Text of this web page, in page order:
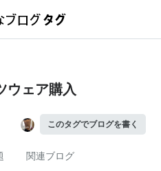
ウェア購入
このタグでブログを書く
関連ブログ